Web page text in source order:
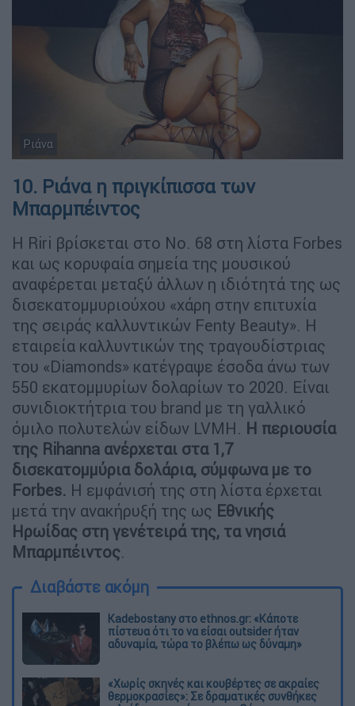
Ριάνα
10. Ριάνα η πριγκίπισσα των
Μπαρμπέιντος
Η Riri βρίσκεται στο Νο. 68 στη λίστα Forbes
και ως κορυφαία σημεία της μουσικού
αναφέρεται μεταξύ άλλων η ιδιότητά της ως
δισεκατομμυριούχου «χάρη στην επιτυχία
της σειράς καλλυντικών Fenty Beauty». Η
εταιρεία καλλυντικών της τραγουδίστριας
του «Diamonds» κατέγραψε έσοδα άνω των
550 εκατομμυρίων δολαρίων το 2020. Είναι
συνιδιοκτήτρια του brand με τη γαλλικό
όμιλο πολυτελών είδων LVMH. Η περιουσία
της Rihanna ανέρχεται στα 1,7
δισεκατομμύρια δολάρια, σύμφωνα με το
Forbes. Η εμφάνισή της στη λίστα έρχεται
μετά την ανακήρυξή της ως Εθνικής
Ηρωίδας στη γενέτειρά της, τα νησιά
Μπαρμπέιντος.
Διαβάστε ακόμη
Kadebostany στο ethnos.gr: «Κάποτε
πίστευα ότι το να είσαι outsider ήταν
αδυναμία, τώρα το βλέπω ως δύναμη»
«Χωρίς σκηνές και κουβέρτες σε ακραίες
θερμοκρασίες»: Σε δραματικές συνθήκες